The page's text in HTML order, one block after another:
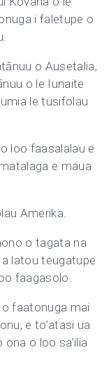
i faletupe o
o Ausetalia,
o le Iunaite
le tusifolau
loo faasalalau e
e maua
Amerika.
o tagata na
latou teugatupe
faagasolo.
o faatonuga mai
e to’atasi ua
o loo sa’ilia